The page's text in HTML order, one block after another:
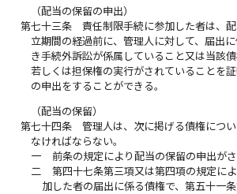
（配当の保留の申出）
第七十三条
責任制限手続に参加した者は、
立期間の経過前に、管理人に対して、届出
き手続外訴訟が係属していること又は当該
若しくは担保権の実行がされていることを
の申出をすることができる。
（配当の保留）
第七十四条
管理人は、次に掲げる債権につ
なければならない。
一
前条の規定により配当の保留の申出が
二
第四十七条第三項又は第四項の規定に
加した者の届出に係る債権で、第五十一